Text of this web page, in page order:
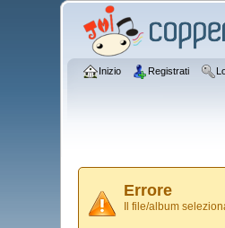
Inizio Registrati
Errore
Il file/album